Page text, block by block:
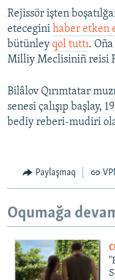
Rejissör işten
etecegini haber etken
bütünley qol tuttı.
Milliy Meclisiniñ reisi
Bilâlov Qırımtatar
senesi çalışıp başlay,
bediy reberi-mudiri
Paylaşmaq
Oqumağa